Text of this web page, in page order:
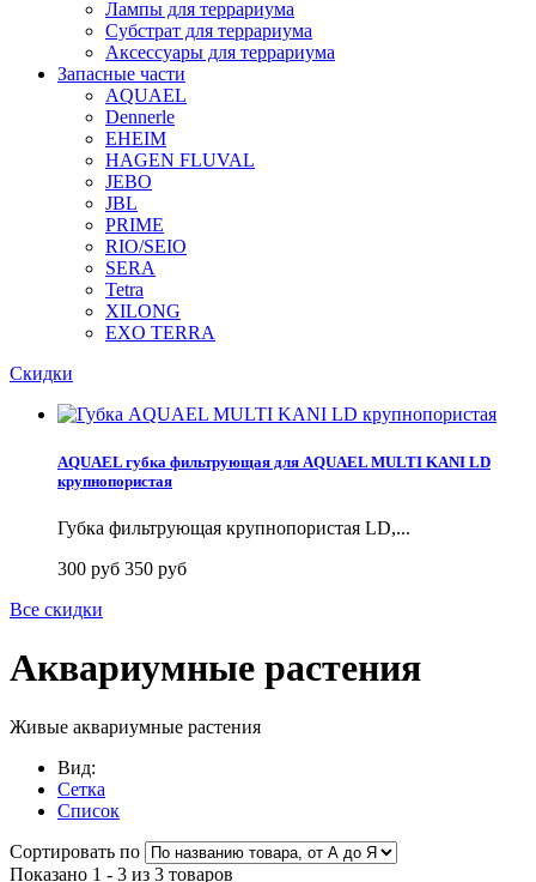
Лампы для террариума
Субстрат для террариума
Аксессуары для террариума
Запасные части
AQUAEL
Dennerle
EHEIM
HAGEN FLUVAL
JEBO
JBL
PRIME
RIO/SEIO
SERA
Tetra
XILONG
EXO TERRA
Скидки
AQUAEL губка фильтрующая для AQUAEL MULTI KANI LD
крупнопористая
Губка фильтрующая крупнопористая LD,...
300 руб 350 руб
Все скидки
Аквариумные растения
Живые аквариумные растения
Вид:
Сетка
Список
Сортировать по
Показано 1 - 3 из 3 товаров